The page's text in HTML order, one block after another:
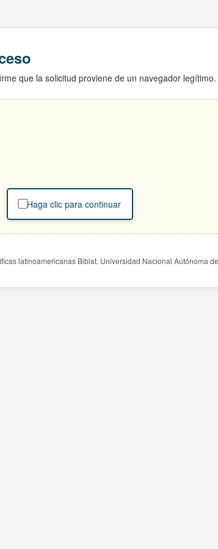
que la solicitud proviene de un navegador legítimo.
Haga clic para continuar
latinoamericanas Biblat. Universidad Nacional Autónoma